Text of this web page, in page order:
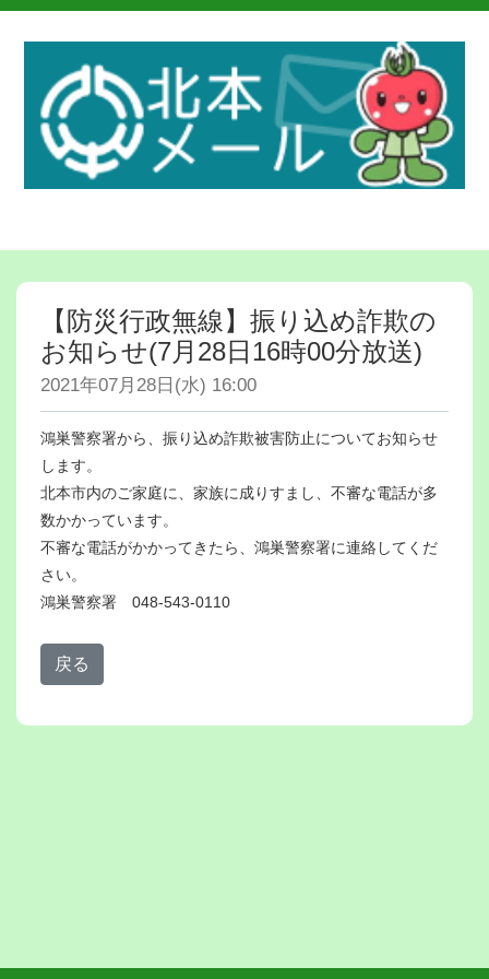
【防災行政無線】振り込め詐欺の
お知らせ(7月28日16時00分放送)
2021年07月28日(水) 16:00
鴻巣警察署から、振り込め詐欺被害防止についてお知らせ
します。
北本市内のご家庭に、家族に成りすまし、不審な電話が多
数かかっています。
不審な電話がかかってきたら、鴻巣警察署に連絡してくだ
さい。
鴻巣警察署 048-543-0110
戻る